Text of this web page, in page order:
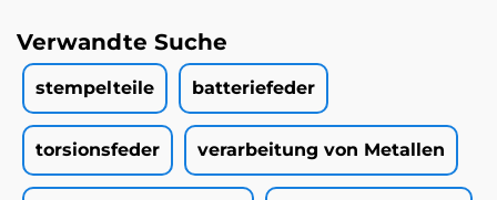
Verwandte Suche
stempelteile batteriefeder
torsionsfeder verarbeitung von Metallen